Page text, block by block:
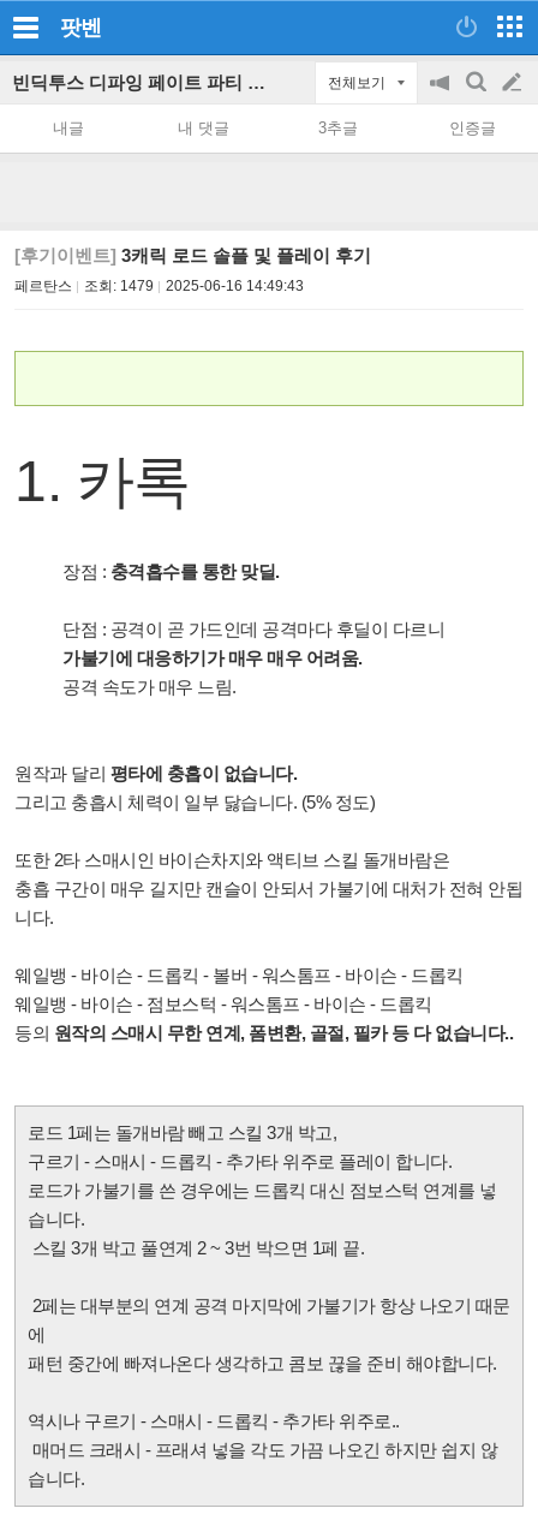
팟벤
빈딕투스 디파잉 페이트 파티 인벤 전체보기
공
on/off
검
색
글
쓰
내글 내 댓글 3추글 인증글
[후기이벤트] 3캐릭 로드 솔플 및 플레이 후기
페르탄스 조회: 1479 2025-06-16 14:49:43
1. 카록
장점 : 충격흡수를 통한 맞딜.
단점 : 공격이 곧 가드인데 공격마다 후딜이 다르니
가불기에 대응하기가 매우 매우 어려움.
공격 속도가 매우 느림.
원작과 달리 평타에 충흡이 없습니다.
그리고 충흡시 체력이 일부 닳습니다. (5% 정도)
또한 2타 스매시인 바이슨차지와 액티브 스킬 돌개바람은
충흡 구간이 매우 길지만 캔슬이 안되서 가불기에 대처가 전혀 안됩
니다.
웨일뱅 - 바이슨 - 드롭킥 - 볼버 - 워스톰프 - 바이슨 - 드롭킥
웨일뱅 - 바이슨 - 점보스턱 - 워스톰프 - 바이슨 - 드롭킥
등의 원작의 스매시 무한 연계, 폼변환, 골절, 필카 등 다 없습니다..
로드 1페는 돌개바람 빼고 스킬 3개 박고,
구르기 - 스매시 - 드롭킥 - 추가타 위주로 플레이 합니다.
로드가 가불기를 쓴 경우에는 드롭킥 대신 점보스턱 연계를 넣
습니다.
스킬 3개 박고 풀연계 2 ~ 3번 박으면 1페 끝.
2페는 대부분의 연계 공격 마지막에 가불기가 항상 나오기 때문
에
패턴 중간에 빠져나온다 생각하고 콤보 끊을 준비 해야합니다.
역시나 구르기 - 스매시 - 드롭킥 - 추가타 위주로..
매머드 크래시 - 프래셔 넣을 각도 가끔 나오긴 하지만 쉽지 않
습니다.